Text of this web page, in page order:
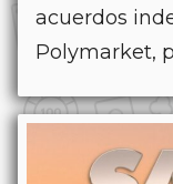
acuerdos
Polymarket,